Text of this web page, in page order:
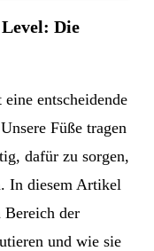
Die
entscheidende
Füße tragen
dafür zu sorgen,
In diesem Artikel
Bereich der
und wie sie